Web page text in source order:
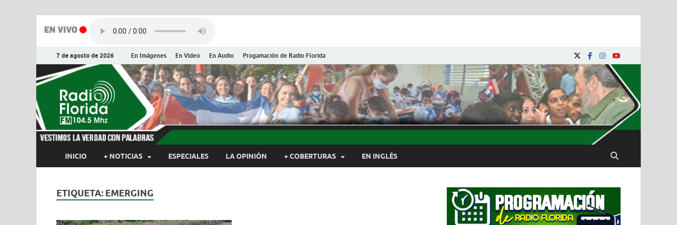
7 de agosto de 2026 En Imágenes En Video En Audio Progamación de Radio Florida
Radio Florida de Cuba
Noticias y Actualidades de Florida, Camagüey, Cuba
INICIO + NOTICIAS ESPECIALES LA OPINIÓN + COBERTURAS EN INGLÉS
ETIQUETA: EMERGING